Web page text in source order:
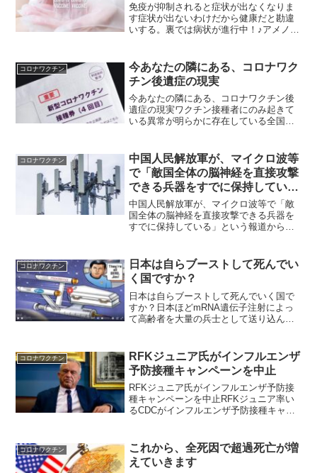
免疫が抑制されると症状が出なくなりま
す症状が出ないわけだから健康だと勘違
いする。裏では病状が進行中！♪アメノウ
大学 第１回 医療健康編1 .コロナワクチ
ンの...
コロナワクチン
今あなたの隣にある、コロナワク
チン後遺症の現実
今あなたの隣にある、コロナワクチン後
遺症の現実ワクチン接種者にのみ起きて
いる異常が明らかに存在している全国有
ンデー毎日に掲載されました。 タイトル
は「今あなたの隣にあ...
コロナワクチン
中国人民解放軍が、マイクロ波等
で「敵国全体の脳神経を直接攻撃
できる兵器をすでに保持してい
る」という報道から思う「磁性脂
質ナノ粒子」への疑念
中国人民解放軍が、マイクロ波等で「敵
国全体の脳神経を直接攻撃できる兵器を
すでに保持している」という報道から思
ンを利用した電波攻撃「新タイプの戦
争」が近づいている私は、2...
コロナワクチン
日本は自らブーストして死んでい
く国ですか？
日本は自らブーストして死んでいく国で
すか？日本ほどmRNA遺伝子注射によっ
て高齢者を大量の兵士として送り込んで
ろう。日出づる処の帝国は、自らブース
トして死んでいくの...
コロナワクチン
RFKジュニア氏がインフルエンザ
予防接種キャンペーンを中止
RFKジュニア氏がインフルエンザ予防接
種キャンペーンを中止RFKジュニア率い
るCDCがインフルエンザ予防接種キャン
は、ワクチン懐疑論者として知られてい
たロバート・F・...
コロナワクチン
これから、全死因で超過死亡が増
えていきます